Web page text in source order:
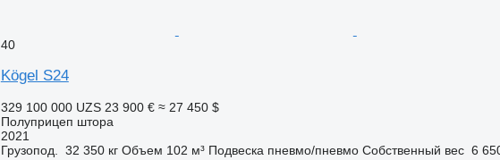
40
Kögel S24
329 100 000 UZS 23 900 € ≈ 27 450 $
Полуприцеп штора
2021
Грузопод.
32 350 кг Объем 102 м³ Подвеска пневмо/пневмо Собственный вес 6